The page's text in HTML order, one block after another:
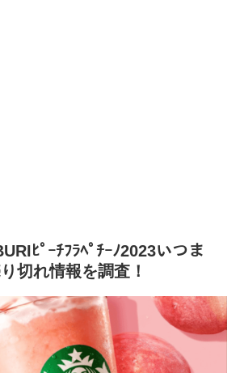
ﾋﾟｰﾁﾌﾗﾍﾟﾁｰﾉ2023いつま
切れ情報を調査！